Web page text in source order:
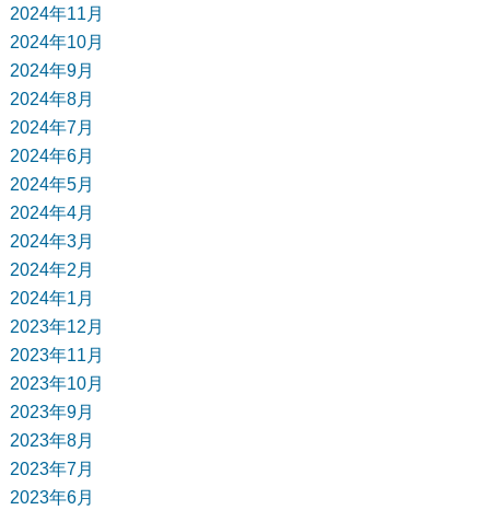
2024年11月
2024年10月
2024年9月
2024年8月
2024年7月
2024年6月
2024年5月
2024年4月
2024年3月
2024年2月
2024年1月
2023年12月
2023年11月
2023年10月
2023年9月
2023年8月
2023年7月
2023年6月